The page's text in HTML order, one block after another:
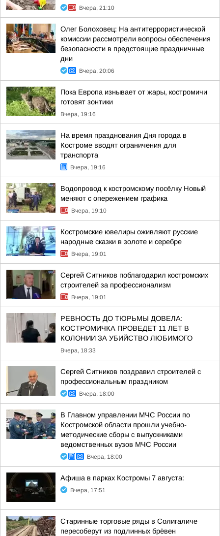
Вчера, 21:10
Олег Болоховец: На антитеррористической
комиссии рассмотрели вопросы обеспечения
безопасности в предстоящие праздничные
дни
Вчера, 20:06
Пока Европа изнывает от жары, костромичи
готовят зонтики
Вчера, 19:16
На время празднования Дня города в
Костроме вводят ограничения для
транспорта
Вчера, 19:16
Водопровод к костромскому посёлку Новый
меняют с опережением графика
Вчера, 19:10
Костромские ювелиры оживляют русские
народные сказки в золоте и серебре
Вчера, 19:01
Сергей Ситников поблагодарил костромских
строителей за профессионализм
Вчера, 19:01
РЕВНОСТЬ ДО ТЮРЬМЫ ДОВЕЛА:
КОСТРОМИЧКА ПРОВЕДЕТ 11 ЛЕТ В
КОЛОНИИ ЗА УБИЙСТВО ЛЮБИМОГО
Вчера, 18:33
Сергей Ситников поздравил строителей с
профессиональным праздником
Вчера, 18:00
В Главном управлении МЧС России по
Костромской области прошли учебно-
методические сборы с выпускниками
ведомственных вузов МЧС России
Вчера, 18:00
Афиша в парках Костромы 7 августа:
Вчера, 17:51
Старинные торговые ряды в Солигаличе
пересоберут из подлинных брёвен